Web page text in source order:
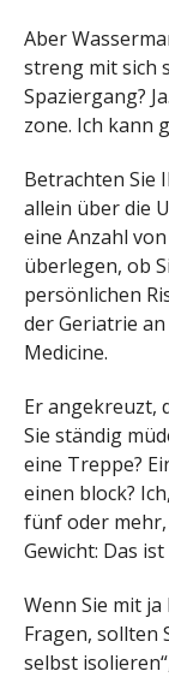
Aber
streng mit sich
Spaziergang?
zone. Ich kann
Betrachten Sie
allein über die
eine Anzahl
überlegen, ob
persönlichen
der Geriatrie
Medicine.
Er angekreuzt,
Sie ständig
eine Treppe?
einen block?
fünf oder mehr,
Gewicht: Das
Wenn Sie mit
Fragen, sollten
selbst